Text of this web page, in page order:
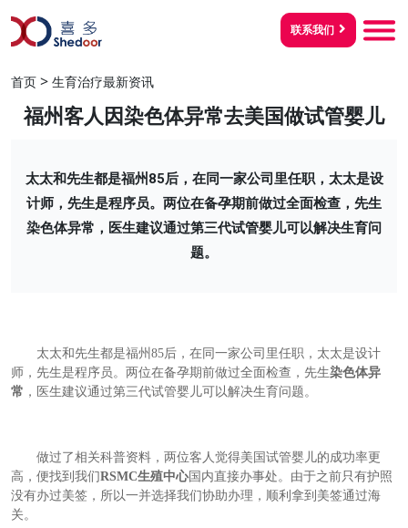
联系我们
首页 > 生育治疗最新资讯
福州客人因染色体异常去美国做试管婴儿
太太和先生都是福州85后，在同一家公司里任职，太太是设
计师，先生是程序员。两位在备孕期前做过全面检查，先生
染色体异常，医生建议通过第三代试管婴儿可以解决生育问
题。
太太和先生都是福州 85后，在同一家公司里任职，太太是设计
师，先生是程序员。两位在备孕期前做过全面检查，先生染色体异
常 ，医生建议通过第三代试管婴儿可以解决生育问题。
做过了相关科普资料，两位客人觉得美国试管婴儿的成功率更
高，便找到我们RSMC生殖中心国内直接办事处。由于之前只有护照
没有办过美签，所以一并选择我们协助办理，顺利拿到美签通过海
关。